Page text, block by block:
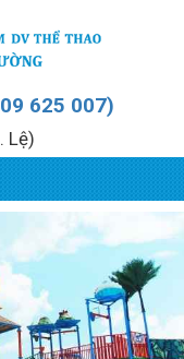
625 007)
Lệ)